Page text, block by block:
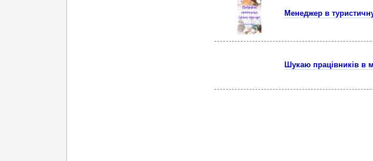
Менеджер в
Шукаю працівників в